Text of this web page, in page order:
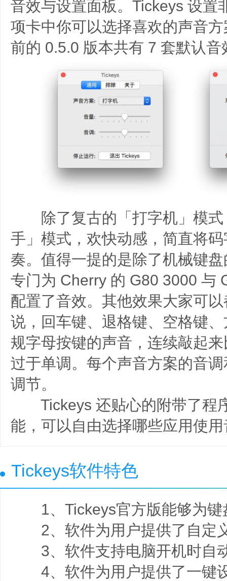
音效与设置面板。Tickeys 设置
项卡中你可以选择喜欢的声音
前的 0.5.0 版本共有 7 套默认音
除了复古的「打字机」模式
手」模式，欢快动感，简直将
奏。值得一提的是除了机械键
专门为 Cherry 的 G80 3000 与
配置了音效。其他效果大家可
说，回车键、退格键、空格键
规字母按键的声音，连续敲起
过于单调。每个声音方案的音
调节。
Tickeys 还贴心的附带了程
能，可以自由选择哪些应用使
Tickeys软件特色
1、Tickeys官方版能够为键
2、软件为用户提供了自定
3、软件支持电脑开机时自
4、软件为用户提供了一键